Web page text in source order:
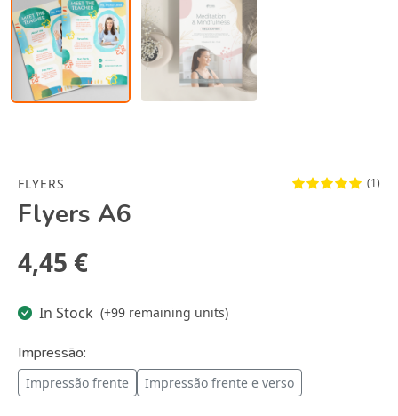
FLYERS (1)
Flyers A6
4,45 €
In Stock (+99 remaining units)
Impressão:
Impressão frente Impressão frente e verso